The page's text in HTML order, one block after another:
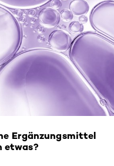
Ergänzungsmittel
etwas?